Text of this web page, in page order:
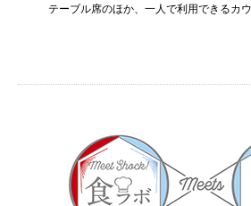
テーブル席のほか、一人で利用できるカ